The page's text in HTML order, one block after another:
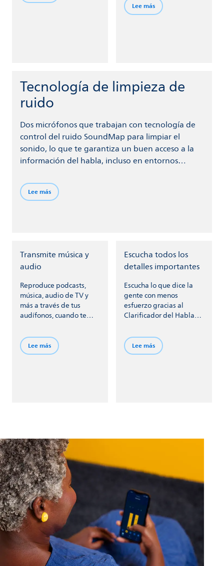
Lee más
Tecnología de limpieza de
ruido
Dos micrófonos que trabajan con tecnología de
control del ruido SoundMap para limpiar el
sonido, lo que te garantiza un buen acceso a la
información del habla, incluso en entornos
Lee más
Transmite música y
audio
Reproduce podcasts,
música, audio de TV y
más a través de tus
audífonos, cuando te
y otros dispositivos
mediante tecnología
inalámbrica Bluetooth®.
Lee más
Escucha todos los
detalles importantes
Escucha lo que dice la
gente con menos
esfuerzo gracias al
Clarificador del Habla
destaque entre el ruido.
A continuación, cambia
el programa HiFi Music
Lee más